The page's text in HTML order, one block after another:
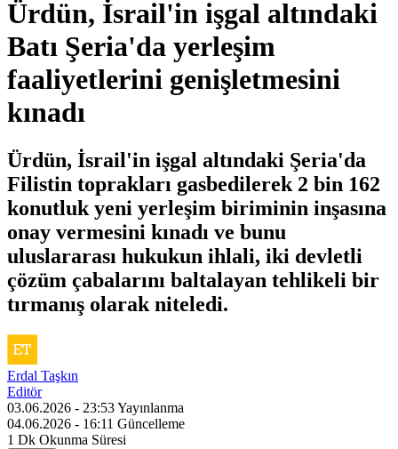
Ürdün, İsrail'in işgal altındaki
Batı Şeria'da yerleşim
faaliyetlerini genişletmesini
kınadı
Ürdün, İsrail'in işgal altındaki Şeria'da
Filistin toprakları gasbedilerek 2 bin 162
konutluk yeni yerleşim biriminin inşasına
onay vermesini kınadı ve bunu
uluslararası hukukun ihlali, iki devletli
çözüm çabalarını baltalayan tehlikeli bir
tırmanış olarak niteledi.
Erdal Taşkın
Editör
03.06.2026 - 23:53Yayınlanma
04.06.2026 - 16:11 Güncelleme
1 Dk Okunma Süresi